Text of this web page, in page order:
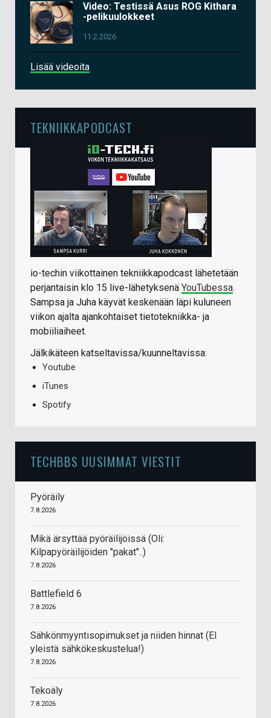
Video: Testissä Asus ROG Kithara
-pelikuulokkeet
11.2.2026
Lisää videoita
TEKNIIKKAPODCAST
io-techin viikottainen tekniikkapodcast lähetetään
perjantaisin klo 15 live-lähetyksenä YouTubessa.
Sampsa ja Juha käyvät keskenään läpi kuluneen
viikon ajalta ajankohtaiset tietotekniikka- ja
mobiiliaiheet.
Jälkikäteen katseltavissa/kuunneltavissa:
Youtube
iTunes
Spotify
TECHBBS UUSIMMAT VIESTIT
Pyöräily
7.8.2026
Mikä ärsyttää pyöräilijöissä (Oli:
Kilpapyöräilijöiden "pakat"..)
7.8.2026
Battlefield 6
7.8.2026
Sähkönmyyntisopimukset ja niiden hinnat (EI
yleistä sähkökeskustelua!)
7.8.2026
Tekoäly
7.8.2026